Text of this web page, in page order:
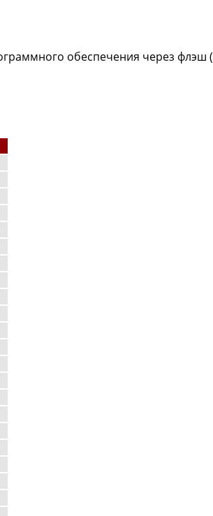
обеспечения через флэш (